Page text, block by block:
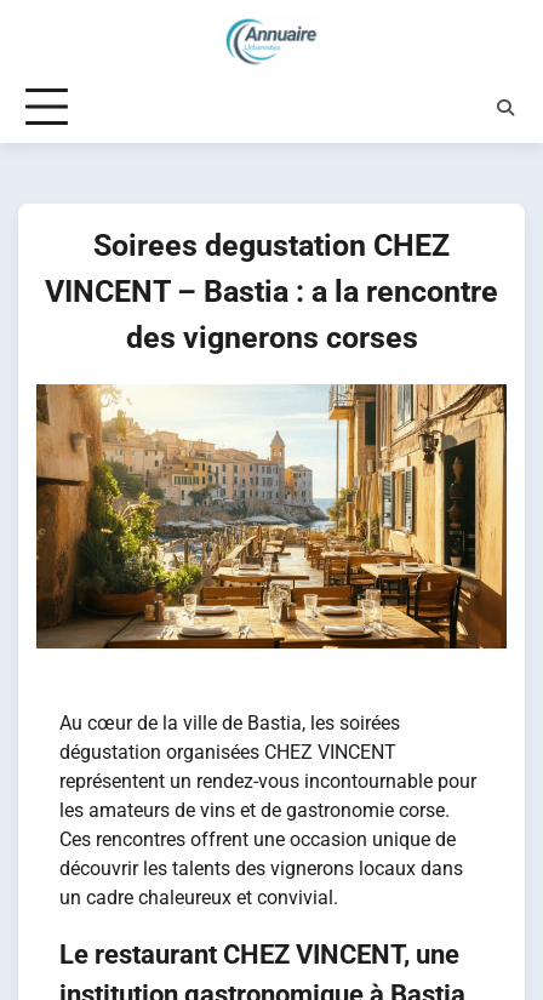
Soirees degustation CHEZ
VINCENT – Bastia : a la rencontre
des vignerons corses
Au cœur de la ville de Bastia, les soirées
dégustation organisées CHEZ VINCENT
représentent un rendez-vous incontournable pour
les amateurs de vins et de gastronomie corse.
Ces rencontres offrent une occasion unique de
découvrir les talents des vignerons locaux dans
un cadre chaleureux et convivial.
Le restaurant CHEZ VINCENT, une